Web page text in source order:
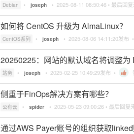
Debian • joseph • 2025-08-11 08:50:46 • 最后回
如何将 CentOS 升级为 AlmaLinux？
CentOS系列 • joseph • 2025-08-06 14:11:20发布 •
20250225：网站的默认域名将调整为
站务 • joseph • 2025-02-25 10:49:29发布 •
侧重于FinOps解决方案有哪些？
公有云 • spider • 2025-05-23 09:00:26 • 最后回复
通过AWS Payer账号的组织获取